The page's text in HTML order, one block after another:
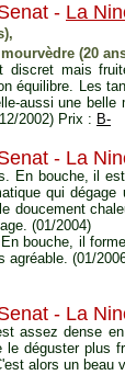
- La
(20
discret mais
équilibre. Les
aussi une
2002) Prix : B-
- La
En bouche, il
qui
doucement
(01/2004)
bouche, il
agréable. (01/
- La
assez dense
le déguster plus
alors un beau